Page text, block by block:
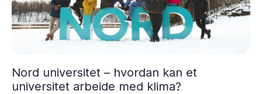
Nord universitet – hvordan kan et
universitet arbeide med klima?